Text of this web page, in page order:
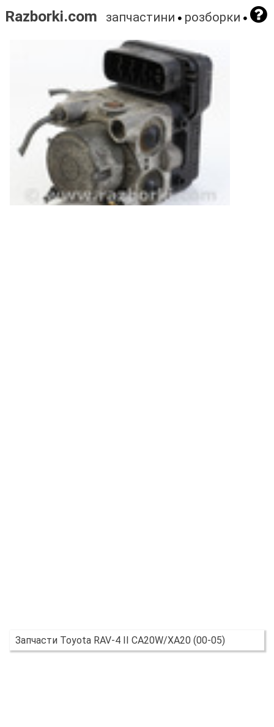
Razborki.com запчастини розборки
Запчасти Toyota RAV-4 II CA20W/XA20 (00-05)